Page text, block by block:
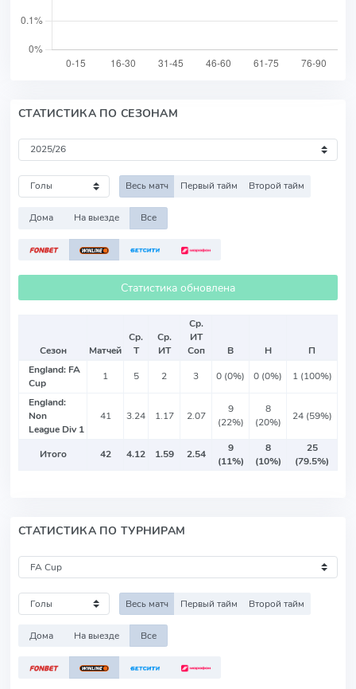
СТАТИСТИКА ПО СЕЗОНАМ
Весь матч Первый тайм Второй тайм
Дома На выезде Все
Статистика обновлена
Сезон Матчей
Ср.
Т
Ср.
ИТ
Ср.
ИТ
Соп
В Н
П
England: FA
Cup
1 5 2 3 0 (0%) 0 (0%) 1 (100%)
England:
Non
League Div 1
41 3.24 1.17 2.07
9
(22%)
8
(20%)
24 (59%)
Итого 42 4.12 1.59 2.54
9
(11%)
8
(10%)
25
(79.5%)
СТАТИСТИКА ПО ТУРНИРАМ
Весь матч Первый тайм Второй тайм
Дома На выезде Все